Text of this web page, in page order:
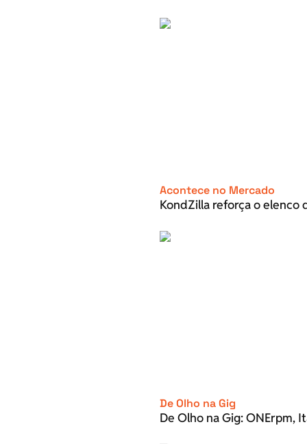
Acontece no Mercado
KondZilla reforça o elenco
De Olho na Gig
De Olho na Gig: ONErpm,